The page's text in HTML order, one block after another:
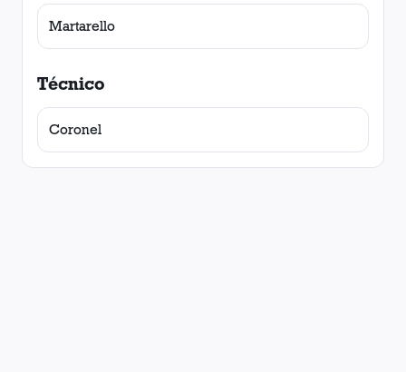
Martarello
Técnico
Coronel